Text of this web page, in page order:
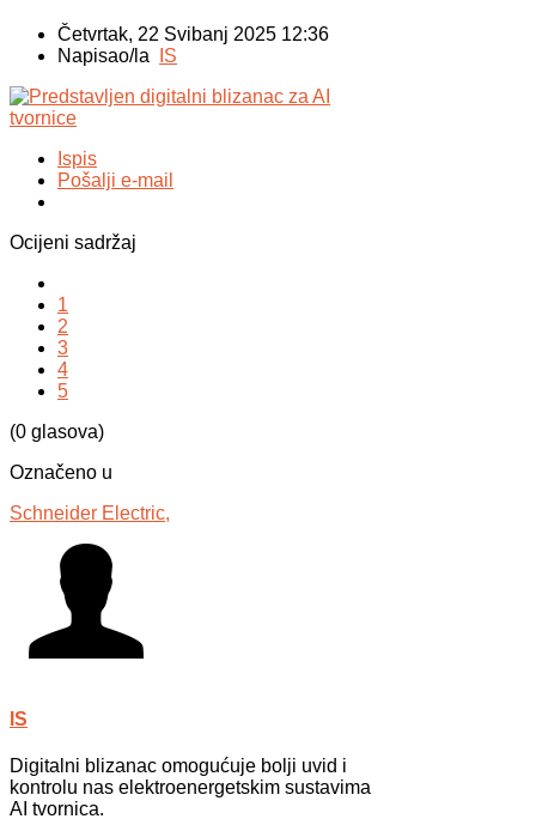
Četvrtak, 22 Svibanj 2025 12:36
Napisao/la
IS
Ispis
Pošalji e-mail
Ocijeni sadržaj
1
2
3
4
5
(0 glasova)
Označeno u
Schneider Electric,
IS
Digitalni blizanac omogućuje bolji uvid i
kontrolu nas elektroenergetskim sustavima
AI tvornica.